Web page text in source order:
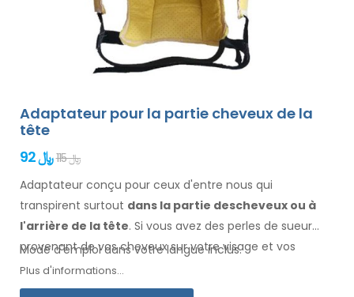
Adaptateur pour la partie cheveux de la
tête
92 ﷼
115 ﷼
Adaptateur conçu pour ceux d'entre nous qui
transpirent surtout dans la partie descheveux ou à
l'arrière de la tête. Si vous avez des perles de sueur
provenant de vos cheveuxsur votre visage et vos
vêtements, cet adaptateur, associé à Electro
Antiperspirant Forte ou Electro Antiperspirant ELITE, est
Mode d'emploi dans votre langue inclus.
Plus d'informations...